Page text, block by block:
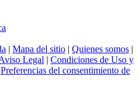
| Mapa del sitio | Quienes somos |
Legal | Condiciones de Uso y
Preferencias del consentimiento de